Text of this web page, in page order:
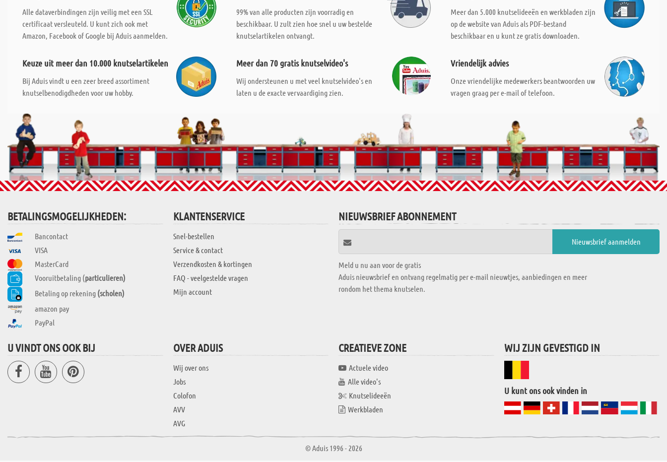
Alle dataverbindingen zijn veilig met een SSL
certificaat versleuteld. U kunt zich ook met
Amazon, Facebook of Google bij Aduis aanmelden.
99% van alle producten zijn voorradig en
beschikbaar. U zult zien hoe snel u uw bestelde
knutselartikelen ontvangt.
Meer dan 5.000 knutselideeën en werkbladen zijn
op de website van Aduis als PDF-bestand
beschikbaar en u kunt ze gratis downloaden.
Keuze uit meer dan 10.000 knutselartikelen
Bij Aduis vindt u een zeer breed assortiment
knutselbenodigdheden voor uw hobby.
Meer dan 70 gratis knutselvideo's
Wij ondersteunen u met veel knutselvideo's en
laten u de exacte vervaardiging zien.
Vriendelijk advies
Onze vriendelijke medewerkers beantwoorden uw
vragen graag per e-mail of telefoon.
BETALINGSMOGELIJKHEDEN:
Bancontact
VISA
MasterCard
Vooruitbetaling (particulieren)
Betaling op rekening (scholen)
amazon pay
PayPal
KLANTENSERVICE
Snel-bestellen
Service & contact
Verzendkosten & kortingen
FAQ - veelgestelde vragen
Mijn account
NIEUWSBRIEF ABONNEMENT
Meld u nu aan voor de gratis
Aduis nieuwsbrief en ontvang regelmatig per e-mail nieuwtjes, aanbiedingen en meer
rondom het thema knutselen.
U VINDT ONS OOK BIJ OVER ADUIS
Wij over ons
Jobs
Colofon
AVV
AVG
CREATIEVE ZONE
Actuele video
Alle video's
Knutselideeën
Werkbladen
WIJ ZIJN GEVESTIGD IN
U kunt ons ook vinden in
© Aduis 1996 - 2026